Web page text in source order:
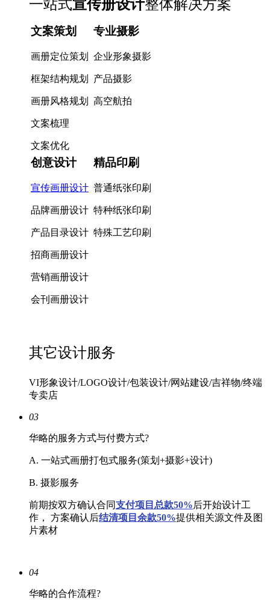
一站式宣传册设计整体解决方案
文案策划
画册定位策划
框架结构规划
画册风格规划
文案梳理
文案优化
专业摄影
企业形象摄影
产品摄影
高空航拍
创意设计
宣传画册设计
品牌画册设计
产品目录设计
招商画册设计
营销画册设计
会刊画册设计
精品印刷
普通纸张印刷
特种纸张印刷
特殊工艺印刷
其它设计服务
VI形象设计/LOGO设计/包装设计/网站建设/吉祥物/终端
专卖店
03
华略的服务方式与付费方式?
A. 一站式画册打包式服务(策划+摄影+设计)
B. 摄影服务
前期按双方确认合同支付项目总款50%后开始设计工
作， 方案确认后结清项目余款50%提供相关源文件及图
片素材
04
华略的合作流程?